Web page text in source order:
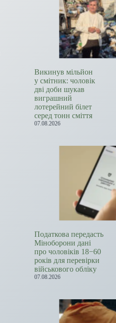
Викинув мільйон
у смітник: чоловік
дві доби шукав
виграшний
лотерейний білет
серед тонн сміття
07.08.2026
Податкова передасть
Міноборони дані
про чоловіків 18−60
років для перевірки
військового обліку
07.08.2026